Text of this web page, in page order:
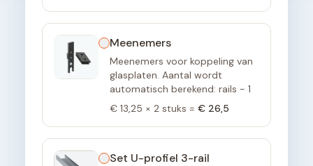
Meenemers
Meenemers voor koppeling van
glasplaten. Aantal wordt
automatisch berekend: rails - 1
€ 13,25 × 2 stuks = € 26,5
Set U-profiel 3-rail